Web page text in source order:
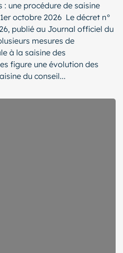
: une procédure de saisine
octobre 2026 Le décret n°
publié au Journal officiel du
mesures de
à la saisine des
figure une évolution des
du conseil...